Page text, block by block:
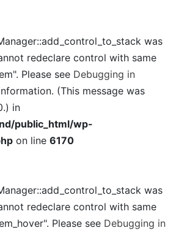
was
redeclare control with same
Please see Debugging in
(This message was
in
public_html/wp-
on line 6170
was
redeclare control with same
Please see Debugging in